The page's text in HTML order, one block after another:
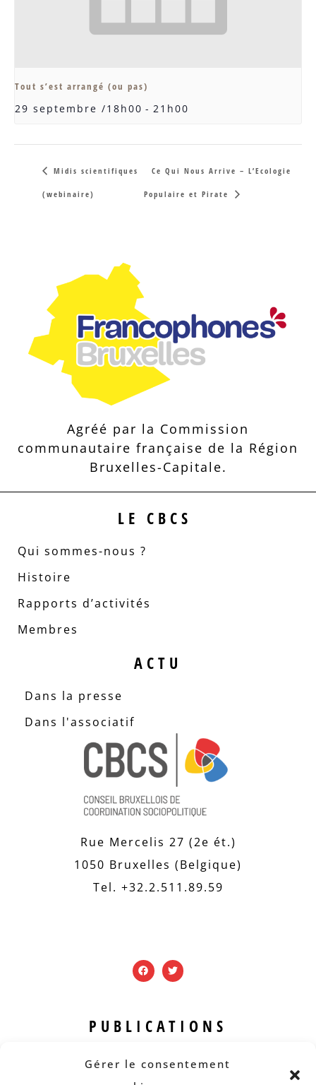
Gérer le consentement
Tout s’est arrangé (ou pas)
29 septembre /18h00 - 21h00
Midis scientifiques
(webinaire)
Ce Qui Nous Arrive – L’Ecologie
Populaire et Pirate
Agréé par la Commission
communautaire française de la Région
Bruxelles-Capitale.
LE CBCS
Qui sommes-nous ?
Histoire
Rapports d’activités
Membres
ACTU
Dans la presse
Dans l'associatif
Rue Mercelis 27 (2e ét.)
1050 Bruxelles (Belgique)
Tel. +32.2.511.89.59
PUBLICATIONS
Revue B.I.S.